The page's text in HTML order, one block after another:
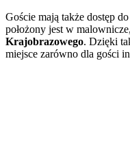
Goście mają także dostęp do
położony jest w
Krajobrazowego. Dzięki
miejsce zarówno dla gości